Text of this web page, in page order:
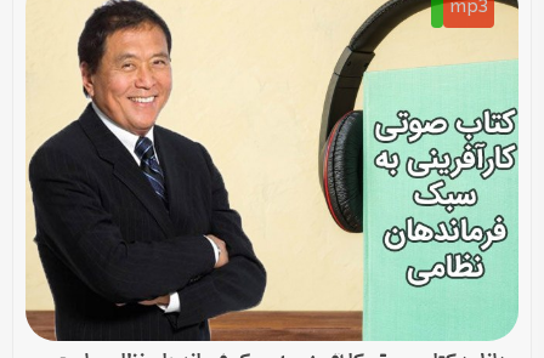
mp3